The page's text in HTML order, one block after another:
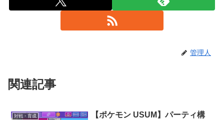
管理人
関連記事
対戦・育成
【ポケモン USUM】パーティ構